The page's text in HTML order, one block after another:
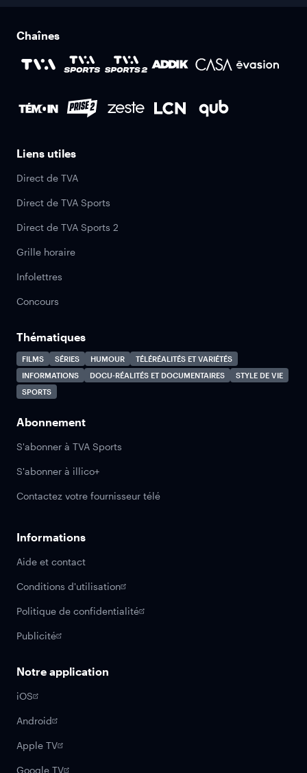
Chaînes
Liens utiles
Direct de TVA
Direct de TVA Sports
Direct de TVA Sports 2
Grille horaire
Infolettres
Concours
Thématiques
FILMS SÉRIES HUMOUR
TÉLÉRÉALITÉS ET VARIÉTÉS
INFORMATIONS
DOCU-RÉALITÉS ET DOCUMENTAIRES
STYLE DE VIE
SPORTS
Abonnement
S'abonner à TVA Sports
S'abonner à illico+
Contactez votre fournisseur télé
Informations
Aide et contact
Conditions d'utilisation
Politique de confidentialité
Publicité
Notre application
iOS
Android
Apple TV
Google TV